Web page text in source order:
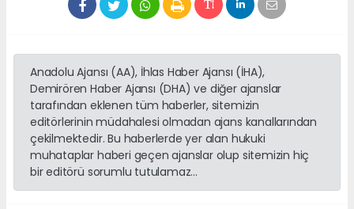
Anadolu Ajansı (AA), İhlas Haber Ajansı (İHA),
Demirören Haber Ajansı (DHA) ve diğer ajanslar
tarafından eklenen tüm haberler, sitemizin
editörlerinin müdahalesi olmadan ajans kanallarından
çekilmektedir. Bu haberlerde yer alan hukuki
muhataplar haberi geçen ajanslar olup sitemizin hiç
bir editörü sorumlu tutulamaz...